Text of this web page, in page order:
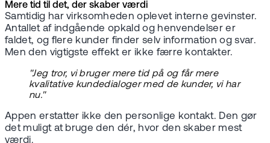
Mere tid til det, der skaber værdi
Samtidig har virksomheden oplevet interne gevinster.
Antallet af indgående opkald og henvendelser er
faldet, og flere kunder finder selv information og svar.
Men den vigtigste effekt er ikke færre kontakter.
"Jeg tror, vi bruger mere tid på og får mere
kvalitative kundedialoger med de kunder, vi har
nu."
Appen erstatter ikke den personlige kontakt. Den gør
det muligt at bruge den dér, hvor den skaber mest
værdi.